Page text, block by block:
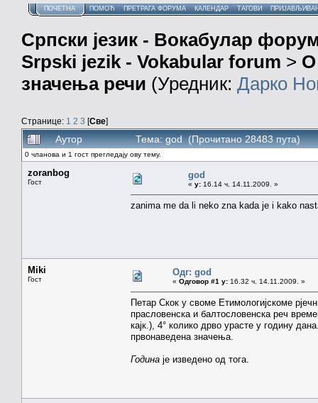
ПОЧЕТНА ПОМОЋ ПРЕТРАГА ФОРУМА КАЛЕНДАР ТАГОВИ
Српски језик - Вокабулар
Srpski jezik - Vokabular forum > О
значења речи (Уредник: Дарко
Странице: 1 2 3 [Све]
Аутор Тема: god (Прочитано 28483 пута)
0 чланова и 1 гост прегледају ову тему.
zoranbog
Гост
god
« у: 16.14 ч. 14.11.2009. »
zanima me da li neko zna kada je i kako
Miki
Гост
Одг: god
« Одговор #1 у: 16.32 ч. 14.11.2009. »
Петар Скок у своме Етимологијскоме
прасловенска и балтословенска реч
кајк.), 4° колико дрво урасте у годину
првонаведена значења.
Година је изведено од тога.